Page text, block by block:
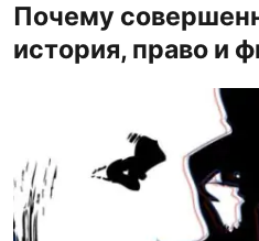
Почему
история, право и